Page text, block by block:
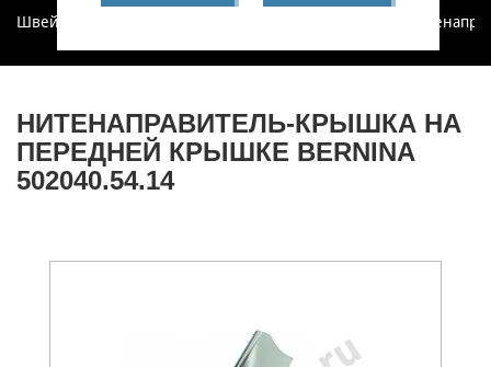
Швеймастер
НИТЕНАПРАВИТЕЛЬ-КРЫШКА НА
ПЕРЕДНЕЙ КРЫШКЕ BERNINA
502040.54.14